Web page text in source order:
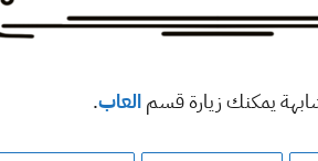
يمكنك زيارة قسمالعاب.